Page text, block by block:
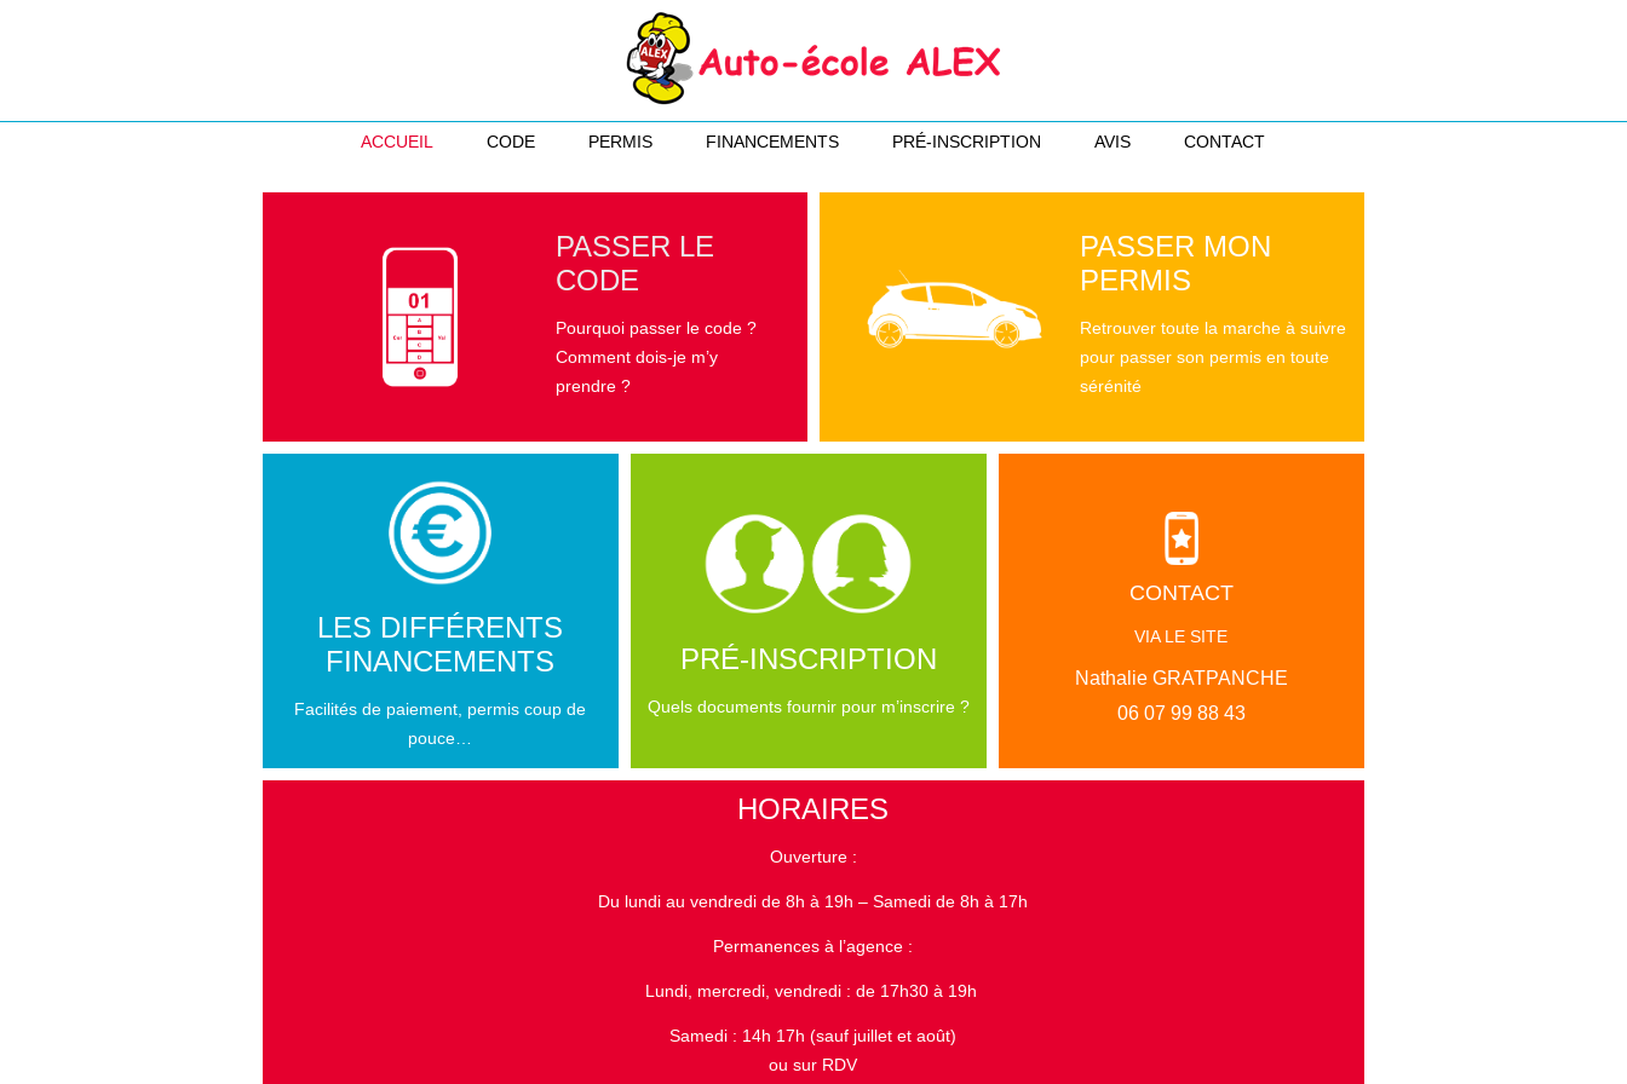
ACCUEIL CODE PERMIS FINANCEMENTS PRÉ-INSCRIPTION AVIS CONTACT
PASSER LE
CODE
Pourquoi passer le code ?
Comment dois-je m’y
prendre ?
PASSER MON
PERMIS
Retrouver toute la marche à suivre
pour passer son permis en toute
sérénité
LES DIFFÉRENTS
FINANCEMENTS
Facilités de paiement, permis coup de
pouce…
PRÉ-INSCRIPTION
Quels documents fournir pour m’inscrire ?
CONTACT
VIA LE SITE
Nathalie GRATPANCHE
06 07 99 88 43
HORAIRES
Ouverture :
Du lundi au vendredi de 8h à 19h – Samedi de 8h à 17h
Permanences à l’agence :
Lundi, mercredi, vendredi : de 17h30 à 19h
Samedi : 14h 17h (sauf juillet et août)
ou sur RDV